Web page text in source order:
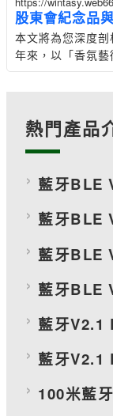
股東會紀念品
香
本文將為您深度
年來，以「香氛
躍升為股東會紀
熱門產品
藍牙BLE
藍牙BLE
藍牙BLE
藍牙BLE
藍牙V2.1
藍牙V2.1
100米藍